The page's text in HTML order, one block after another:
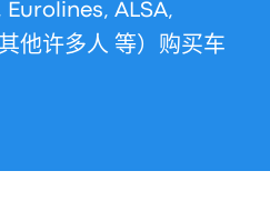
ALSA,
他许多人 等）购买车